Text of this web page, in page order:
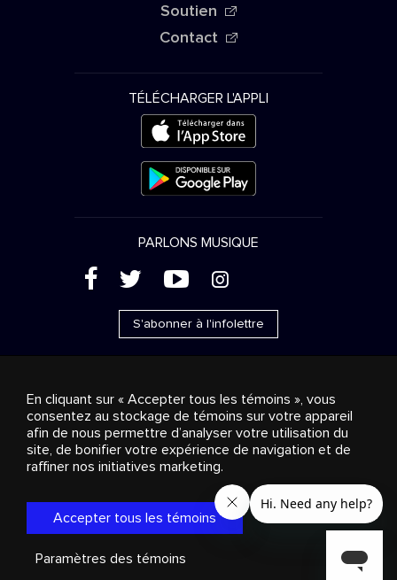
Soutien
Contact
TÉLÉCHARGER L'APPLI
PARLONS MUSIQUE
( ' + &
S'abonner à l'infolettre
Ventes publicitaires
Diffusion & distribution
Consommateurs
Solutions d’affaires Radio
propos
Cookies settings
© 2018-2025 Groupe Stingray Inc. Tous droits réservés.
, VOS AMBIANCES MUSICALES
et les autres
marques et logos reliés sont des marques de commerce du
Groupe Stingray au Canada, aux États-Unis et dans les autres
Conditions
En cliquant sur « Accepter tous les témoins », vous
consentez au stockage de témoins sur votre appareil
afin de nous permettre d’analyser votre utilisation du
site, de bonifier votre expérience de navigation et de
raffiner nos initiatives marketing.
Accepter tous les témoins
Paramètres des témoins